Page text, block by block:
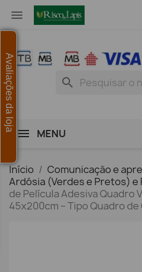

search
MENU
Início Comunicação e
Ardósia (Verdes e Pretos) e
de Película Adesiva Quadro
45x200cm – Tipo Quadro de
Avaliações da loja